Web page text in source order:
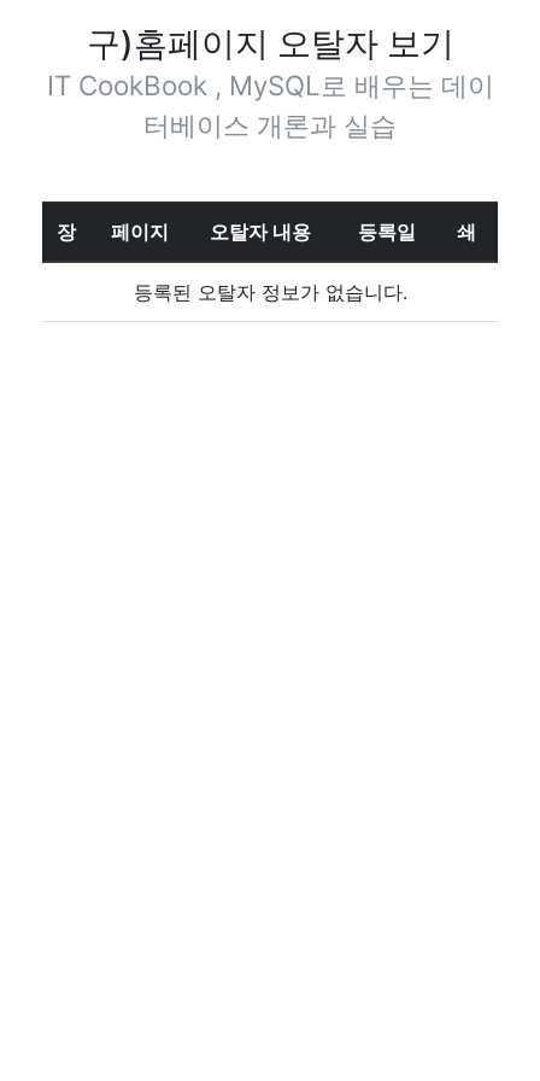
구)홈페이지 오탈자 보기
IT CookBook , MySQL로 배우는 데이
터베이스 개론과 실습
장 페이지 오탈자 내용 등록일 쇄
등록된 오탈자 정보가 없습니다.